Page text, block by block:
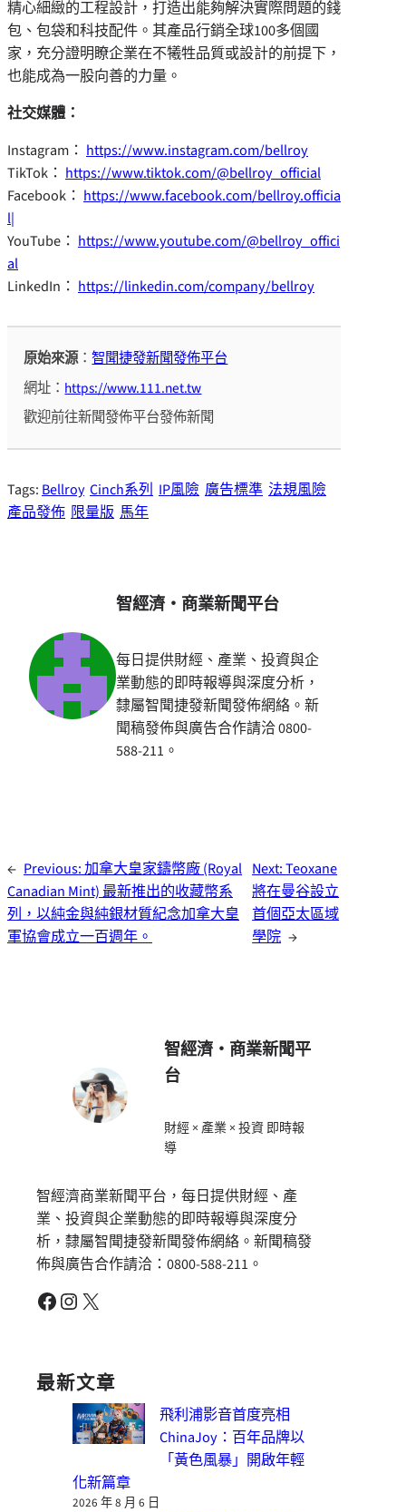
精心細緻的工程設計，打造出能夠解決實際問題的錢
包、包袋和科技配件。其產品行銷全球100多個國
家，充分證明瞭企業在不犧牲品質或設計的前提下，
也能成為一股向善的力量。
社交媒體：
Instagram： https://www.instagram.com/bellroy
TikTok： https://www.tiktok.com/@bellroy_official
Facebook： https://www.facebook.com/bellroy.officia
l|
YouTube： https://www.youtube.com/@bellroy_offici
al
LinkedIn： https://linkedin.com/company/bellroy
原始來源：智聞捷發新聞發佈平台
網址： https://www.111.net.tw
歡迎前往新聞發佈平台發佈新聞
Tags: Bellroy Cinch系列 IP風險 廣告標準 法規風險
產品發佈 限量版 馬年
智經濟・商業新聞平台
每日提供財經、產業、投資與企
業動態的即時報導與深度分析，
隸屬智聞捷發新聞發佈網絡。新
聞稿發佈與廣告合作請洽 0800-
588-211。
← Previous:加拿大皇家鑄幣廠 (Royal
Canadian Mint) 最新推出的收藏幣系
列，以純金與純銀材質紀念加拿大皇
軍協會成立一百週年。
Next:Teoxane
將在曼谷設立
首個亞太區域
學院 →
智經濟・商業新聞平
台
財經 × 產業 × 投資 即時報
導
智經濟商業新聞平台，每日提供財經、產
業、投資與企業動態的即時報導與深度分
析，隸屬智聞捷發新聞發佈網絡。新聞稿發
佈與廣告合作請洽：0800-588-211。
Facebook Instagram X
最新文章
飛利浦影音首度亮相
ChinaJoy：百年品牌以
「黃色風暴」開啟年輕
化新篇章
2026 年 8 月 6 日